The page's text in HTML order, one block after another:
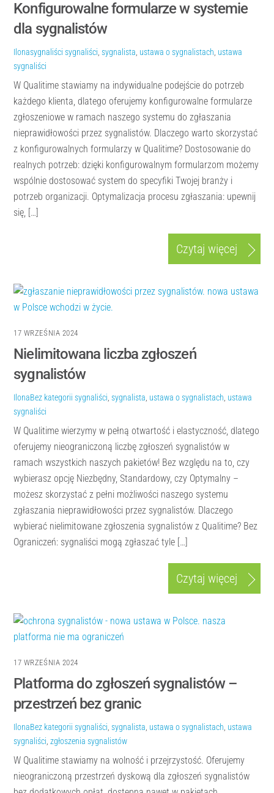
Konfigurowalne formularze w systemie
dla sygnalistów
Ilonasygnaliści sygnaliści,sygnalista, ustawa o sygnalistach, ustawa
sygnaliści
W Qualitime stawiamy na indywidualne podejście do potrzeb
każdego klienta, dlatego oferujemy konfigurowalne formularze
zgłoszeniowe w ramach naszego systemu do zgłaszania
nieprawidłowości przez sygnalistów. Dlaczego warto skorzystać
z konfigurowalnych formularzy w Qualitime? Dostosowanie do
realnych potrzeb: dzięki konfigurowalnym formularzom możemy
wspólnie dostosować system do specyfiki Twojej branży i
potrzeb organizacji. Optymalizacja procesu zgłaszania: upewnij
się, […]
Czytaj więcej
17 WRZEŚNIA 2024
Nielimitowana liczba zgłoszeń
sygnalistów
IlonaBez kategorii sygnaliści,sygnalista, ustawa o sygnalistach, ustawa
sygnaliści
W Qualitime wierzymy w pełną otwartość i elastyczność, dlatego
oferujemy nieograniczoną liczbę zgłoszeń sygnalistów w
ramach wszystkich naszych pakietów! Bez względu na to, czy
wybierasz opcję Niezbędny, Standardowy, czy Optymalny –
możesz skorzystać z pełni możliwości naszego systemu
zgłaszania nieprawidłowości przez sygnalistów. Dlaczego
wybierać nielimitowane zgłoszenia sygnalistów z Qualitime? Bez
Ograniczeń: sygnaliści mogą zgłaszać tyle […]
Czytaj więcej
17 WRZEŚNIA 2024
Platforma do zgłoszeń sygnalistów –
przestrzeń bez granic
IlonaBez kategorii sygnaliści,sygnalista, ustawa o sygnalistach, ustawa
sygnaliści,zgłoszenia sygnalistów
W Qualitime stawiamy na wolność i przejrzystość. Oferujemy
nieograniczoną przestrzeń dyskową dla zgłoszeń sygnalistów